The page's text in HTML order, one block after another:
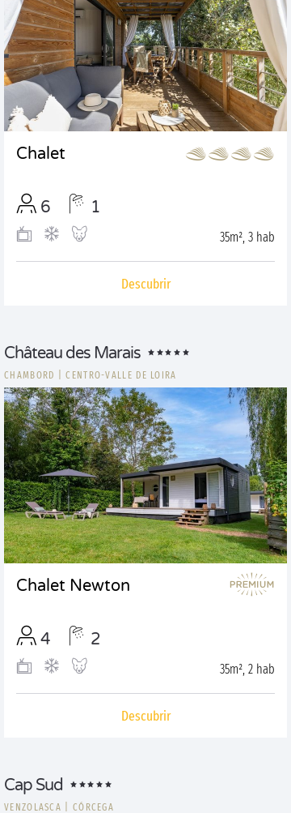
Chalet
6 1
35m², 3 hab
Descubrir
Château des Marais
CHAMBORD |CENTRO-VALLE DE LOIRA
Chalet Newton
4 2
35m², 2 hab
Descubrir
Cap Sud
VENZOLASCA CÓRCEGA